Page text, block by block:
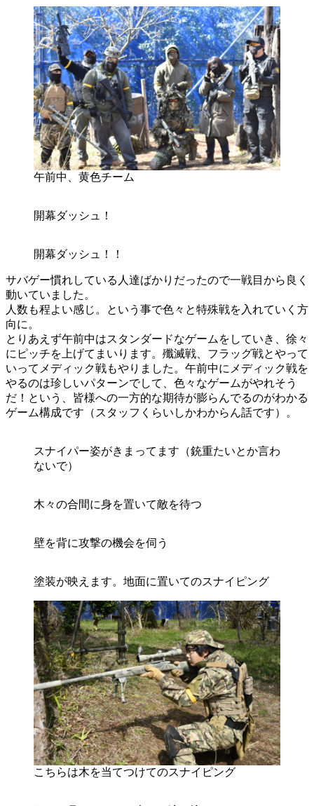
午前中、黄色チーム
開幕ダッシュ！
開幕ダッシュ！！
サバゲー慣れしている人達ばかりだったので一戦目から良く
動いていました。
人数も程よい感じ。という事で色々と特殊戦を入れていく方
向に。
とりあえず午前中はスタンダードなゲームをしていき、徐々
にピッチを上げてまいります。殲滅戦、フラッグ戦とやって
いってメディック戦もやりました。午前中にメディック戦を
やるのは珍しいパターンでして、色々なゲームがやれそう
だ！という、皆様への一方的な期待が膨らんでるのがわかる
ゲーム構成です（スタッフくらいしかわからん話です）。
スナイパー姿がきまってます（銃重たいとか言わ
ないで）
木々の合間に身を置いて敵を待つ
壁を背に攻撃の機会を伺う
塗装が映えます。地面に置いてのスナイピング
こちらは木を当てつけてのスナイピング